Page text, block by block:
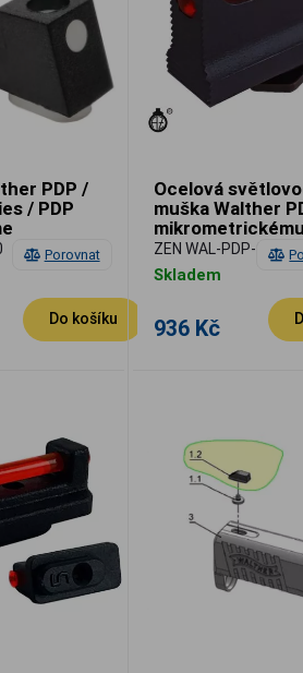
Porovnat
PDP /
/ PDP
Do košíku
Ocelová
muška Walther
vlákno 1,5mm
ZEN WAL-PDP-06
Skladem
936 Kč